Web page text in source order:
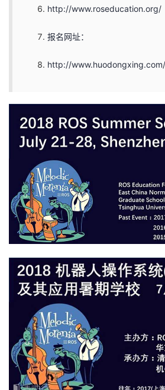
http://www.roseducation.org/
报名网址：
http://